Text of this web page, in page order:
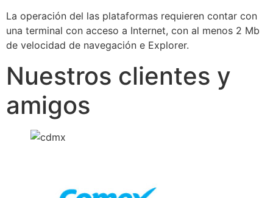
La operación del las plataformas requieren contar con
una terminal con acceso a Internet, con al menos 2 Mb
de velocidad de navegación e Explorer.
Nuestros clientes y
amigos